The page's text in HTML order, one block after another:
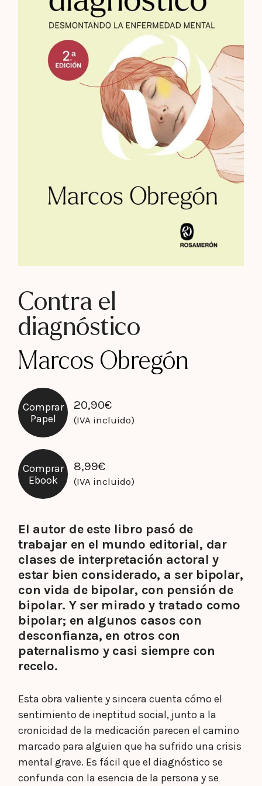
Contra el
diagnóstico
Marcos Obregón
Comprar
Papel
20,90€
(IVA incluido)
Comprar
Ebook
8,99€
(IVA incluido)
El autor de este libro pasó de
trabajar en el mundo editorial, dar
clases de interpretación actoral y
estar bien considerado, a ser bipolar,
con vida de bipolar, con pensión de
bipolar. Y ser mirado y tratado como
bipolar; en algunos casos con
desconfianza, en otros con
paternalismo y casi siempre con
recelo.
Esta obra valiente y sincera cuenta cómo el
sentimiento de ineptitud social, junto a la
cronicidad de la medicación parecen el camino
marcado para alguien que ha sufrido una crisis
mental grave. Es fácil que el diagnóstico se
confunda con la esencia de la persona y se